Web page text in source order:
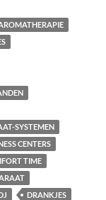
SYSTEMEN
CENTERS
TIME
DRANKJES